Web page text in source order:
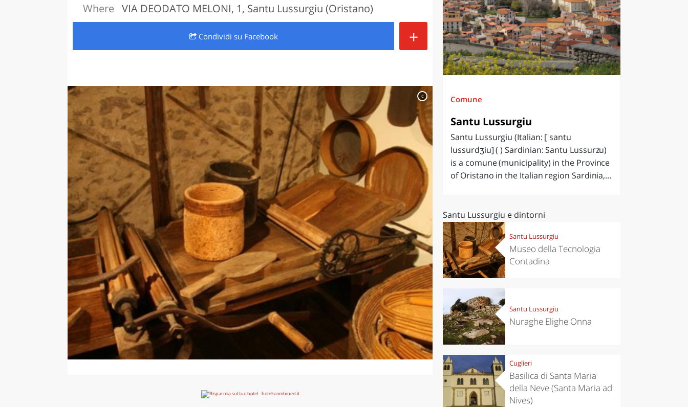
LAZIO SARDEGNA
Where VIA DEODATO MELONI, 1, Santu Lussurgiu (Oristano)
Condividi su Facebook +
c Comune
Santu Lussurgiu
Santu Lussurgiu (Italian: [ˈsantu
lussurdʒiu] ( ) Sardinian: Santu Lussurzu)
is a comune (municipality) in the Province
of Oristano in the Italian region Sardinia,...
Santu Lussurgiu e dintorni
Santu Lussurgiu
Museo della Tecnologia
Contadina
Santu Lussurgiu
Nuraghe Elighe Onna
Cuglieri
Basilica di Santa Maria
della Neve (Santa Maria ad
Nives)